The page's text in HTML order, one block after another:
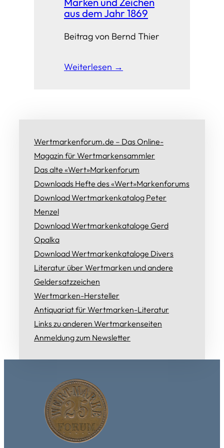
aus dem Jahr 1869
Beitrag von Bernd Thier
Weiterlesen →
Wertmarkenforum.de – Das Online-
Magazin für Wertmarkensammler
Das alte «Wert»Markenforum
Downloads Hefte des «Wert»Markenforums
Download Wertmarkenkatalog Peter
Menzel
Download Wertmarkenkataloge Gerd
Opalka
Download Wertmarkenkataloge Divers
Literatur über Wertmarken und andere
Geldersatzzeichen
Wertmarken-Hersteller
Antiquariat für Wertmarken-Literatur
Links zu anderen Wertmarkenseiten
Anmeldung zum Newsletter